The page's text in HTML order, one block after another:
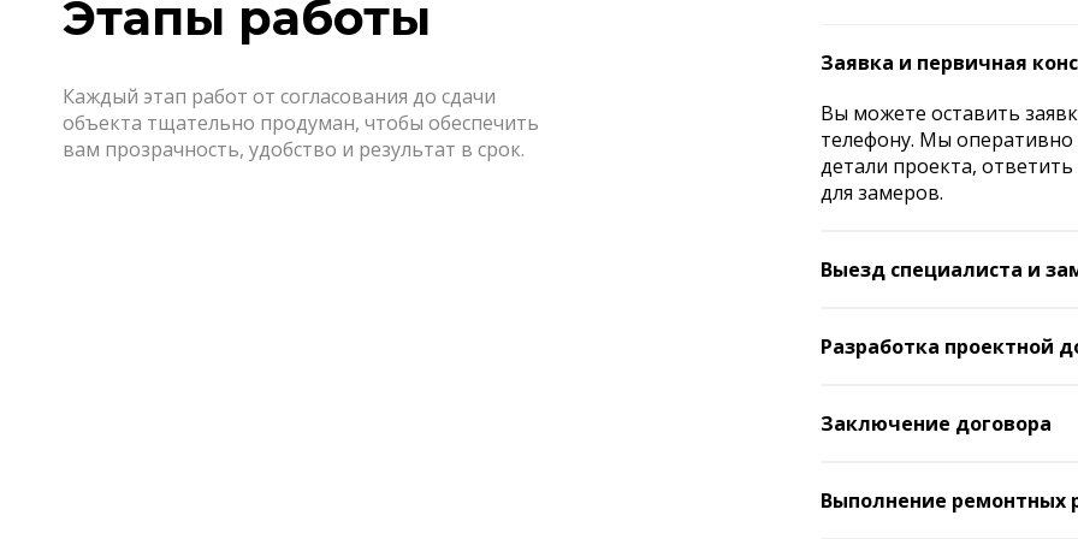
Этапы работы
Каждый этап работ от согласования до сдачи
объекта тщательно продуман, чтобы обеспечить
вам прозрачность, удобство и результат в срок.
Заявка и первичная
Вы можете оставить
телефону. Мы оперативно
детали проекта,
для замеров.
Выезд специалиста и
помещения. Мы
Разработка проектной
этого готовим
Заключение договора
ключевые условия. Вы
Выполнение ремонтных